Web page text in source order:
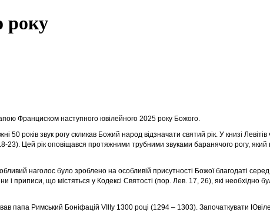
року
Франциском наступного ювілейного 2025 року Божого.
50 років звук рогу скликав Божий народ відзначати святий рік. У книзі
23). Цей рік оповіщався протяжними трубними звуками баранячого рогу,
наголос було зроблено на особливій присутності Божої благодаті
і приписи, що містяться у Кодексі Святості (пор. Лев. 17, 26), які необхідно
папа Римський Боніфацій VIIIу 1300 році (1294 – 1303). Започаткувати